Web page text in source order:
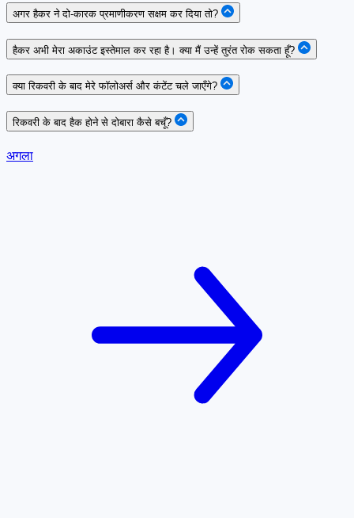
अगर हैकर ने दो-कारक प्रमाणीकरण सक्षम कर दिया तो?
हैकर अभी मेरा अकाउंट इस्तेमाल कर रहा है। क्या मैं उन्हें तुरंत रोक सकता हूँ?
क्या रिकवरी के बाद मेरे फॉलोअर्स और कंटेंट चले जाएँगे?
रिकवरी के बाद हैक होने से दोबारा कैसे बचूँ?
अगला